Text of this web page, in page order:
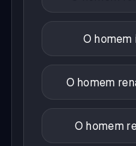
O homem
O homem
O homem